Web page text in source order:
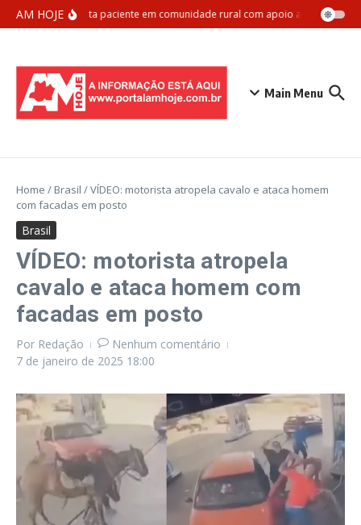
Ir para o conteúdo
AM HOJE
Manaus resgata paciente em comunidade rural com apoio aéreo da
Main Menu
Home / Brasil /VÍDEO: motorista atropela cavalo e ataca homem
com facadas em posto
Brasil
VÍDEO: motorista atropela
cavalo e ataca homem com
facadas em posto
Por Redação
Nenhum comentário
7 de janeiro de 2025 18:00